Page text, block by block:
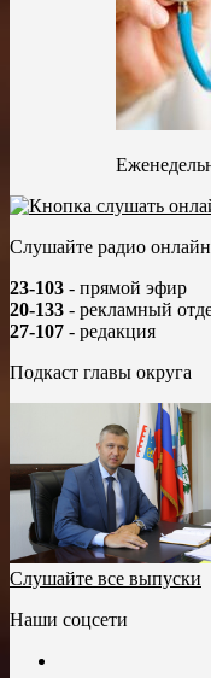
Слушайте радио
23-103 - прямой эфир
20-133 - рекламный
27-107 - редакция
Подкаст главы округа
Слушайте все выпуски
Наши соцсети